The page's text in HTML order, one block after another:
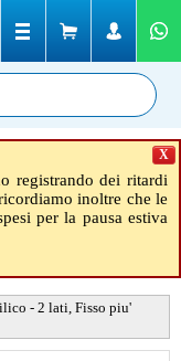
registrando dei ritardi
inoltre che le
per la pausa estiva
X
- 2 lati, Fisso piu'